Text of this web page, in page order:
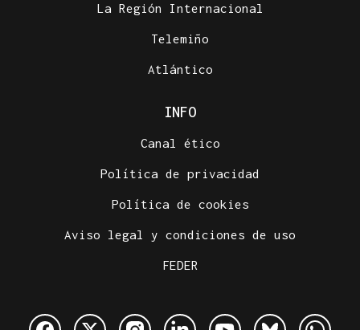
La Región Internacional
Telemiño
Atlántico
INFO
Canal ético
Política de privacidad
Política de cookies
Aviso legal y condiciones de uso
FEDER